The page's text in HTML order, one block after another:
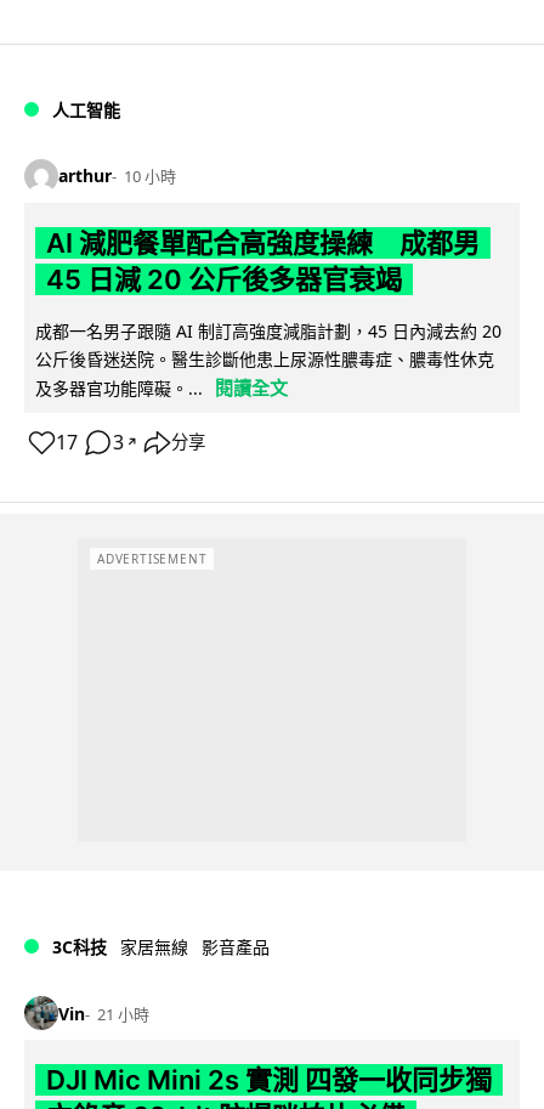
人工智能
arthur 10 小時
AI 減肥餐單配合高強度操練 成都男
45 日減 20 公斤後多器官衰竭
成都一名男子跟隨 AI 制訂高強度減脂計劃，45 日內減去約 20
公斤後昏迷送院。醫生診斷他患上尿源性膿毒症、膿毒性休克
及多器官功能障礙。...
閱讀全文
17 3 ↗ 分享
ADVERTISEMENT
3C科技 家居無線 影音產品
Vin 21 小時
DJI Mic Mini 2s 實測 四發一收同步獨